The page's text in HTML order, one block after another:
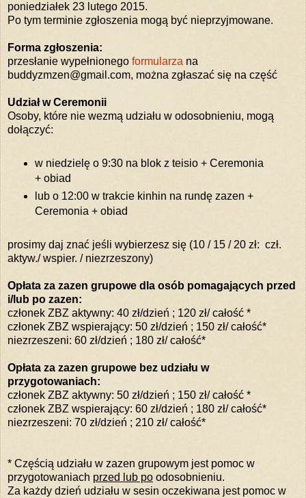
poniedziałek 23 lutego 2015.
Po tym terminie zgłoszenia mogą być nieprzyjmowane.
Forma zgłoszenia:
przesłanie wypełnionego formularza na
buddyzmzen@gmail.com, można zgłaszać się na część
Udział w Ceremonii
Osoby, które nie wezmą udziału w odosobnieniu, mogą
dołączyć:
w niedzielę o 9:30 na blok z teisio + Ceremonia
+ obiad
lub o 12:00 w trakcie kinhin na rundę zazen +
Ceremonia + obiad
prosimy daj znać jeśli wybierzesz się (10 / 15 / 20 zł: czł.
aktyw./ wspier. / niezrzeszony)
Opłata za zazen grupowe dla osób pomagających przed
i/lub po zazen:
członek ZBZ aktywny: 40 zł/dzień ; 120 zł/ całość *
członek ZBZ wspierający: 50 zł/dzień ; 150 zł/ całość*
niezrzeszeni: 60 zł/dzień ; 180 zł/ całość*
Opłata za zazen grupowe bez udziału w
przygotowaniach:
członek ZBZ aktywny: 50 zł/dzień ; 150 zł/ całość *
członek ZBZ wspierający: 60 zł/dzień ; 180 zł/ całość*
niezrzeszeni: 70 zł/dzień ; 210 zł/ całość*
* Częścią udziału w zazen grupowym jest pomoc w
przygotowaniach przed lub po odosobnieniu.
Za każdy dzień udziału w sesin oczekiwana jest pomoc w